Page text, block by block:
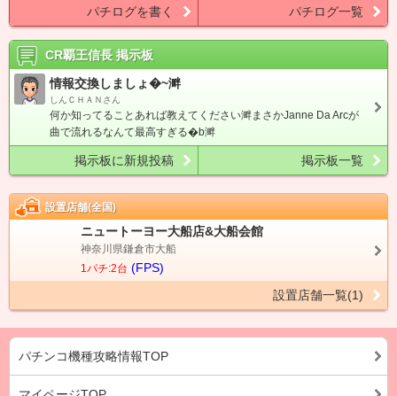
パチログを書く パチログ一覧
CR覇王信長掲示板
情報交換しましょ�~溿
しんＣＨＡＮさん
何か知ってることあれば教えてください溿まさかJanne Da Arcが
曲で流れるなんて最高すぎる�b溿
掲示板に新規投稿 掲示板一覧
設置店舗(全国)
ニュートーヨー大船店&大船会館
神奈川県鎌倉市大船
1パチ:2台 (FPS)
設置店舗一覧(1)
パチンコ機種攻略情報TOP